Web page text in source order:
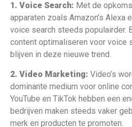
1. Voice Search: Met de
apparaten zoals Amazon’s Alexa
voice search steeds populairder.
content optimaliseren voor voice
blijven in deze nieuwe trend.
2. Video Marketing: Video’s
dominante medium voor online
YouTube en TikTok hebben een
bedrijven maken steeds vaker
merk en producten te promoten.